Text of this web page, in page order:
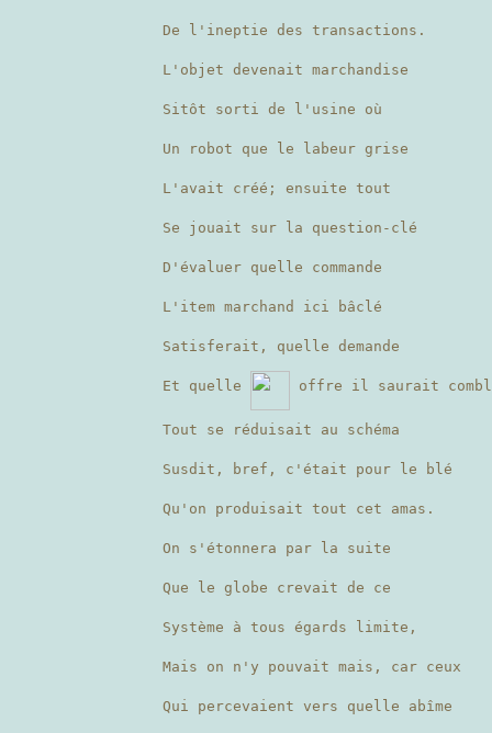
De l'ineptie des transactions.
L'objet devenait marchandise
Sitôt sorti de l'usine où
Un robot que le labeur grise
L'avait créé; ensuite tout
Se jouait sur la question-clé
D'évaluer quelle commande
L'item marchand ici bâclé
Satisferait, quelle demande
Et quelle offre il saurait
Tout se réduisait au schéma
Susdit, bref, c'était pour le blé
Qu'on produisait tout cet amas.
On s'étonnera par la suite
Que le globe crevait de ce
Système à tous égards limite,
Mais on n'y pouvait mais, car ceux
Qui percevaient vers quelle abîme